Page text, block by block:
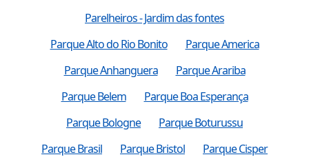
Parelheiros - Jardim das fontes
Parque Alto do Rio Bonito
Parque America
Parque Anhanguera
Parque Arariba
Parque Belem
Parque Boa Esperança
Parque Bologne
Parque Boturussu
Parque Brasil
Parque Bristol
Parque Cisper